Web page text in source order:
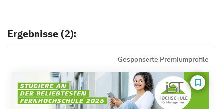
Ergebnisse (2):
Gesponserte Premiumprofile